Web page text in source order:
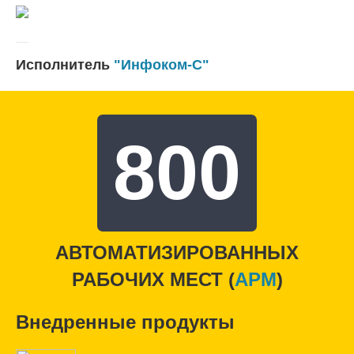
Исполнитель "Инфоком-С"
800
АВТОМАТИЗИРОВАННЫХ
РАБОЧИХ МЕСТ (APM)
Внедренные продукты